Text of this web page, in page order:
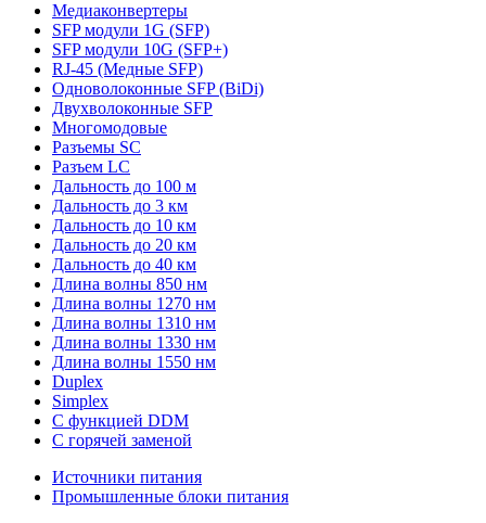
Медиаконвертеры
SFP модули 1G (SFP)
SFP модули 10G (SFP+)
RJ-45 (Медные SFP)
Одноволоконные SFP (BiDi)
Двухволоконные SFP
Многомодовые
Разъемы SC
Разъем LC
Дальность до 100 м
Дальность до 3 км
Дальность до 10 км
Дальность до 20 км
Дальность до 40 км
Длина волны 850 нм
Длина волны 1270 нм
Длина волны 1310 нм
Длина волны 1330 нм
Длина волны 1550 нм
Duplex
Simplex
С функцией DDM
С горячей заменой
Источники питания
Промышленные блоки питания